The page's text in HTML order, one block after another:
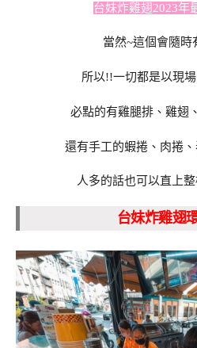
台妹炸雞翅2023年
當然~這個會隨時
所以!!一切都是以現
必點的有雞腿排、雞翅
還有手工的蝦捲、肉捲
人多的話也可以直上
台妹炸雞翅